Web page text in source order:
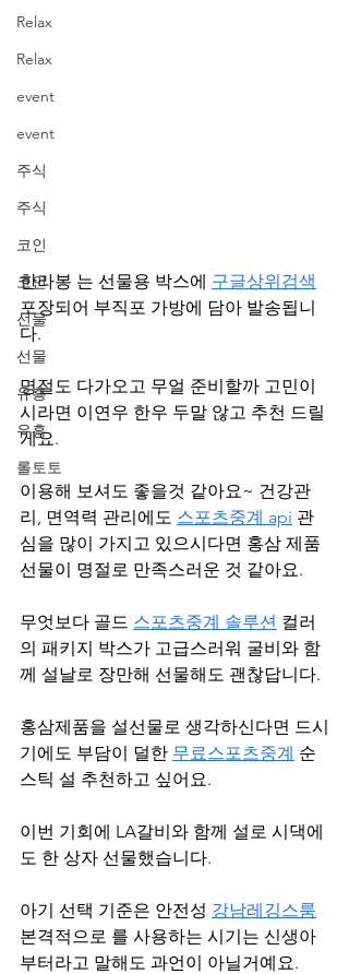
Relax
Relax
event
event
주식
주식
코인
코인
선물
선물
유흥
유흥
롤토토
한라봉 는 선물용 박스에 구글상위검색
포장되어 부직포 가방에 담아 발송됩니
다.
명절도 다가오고 무얼 준비할까 고민이
시라면 이연우 한우 두말 않고 추천 드릴
게요.
이용해 보셔도 좋을것 같아요~ 건강관
리, 면역력 관리에도 스포츠중계 api 관
심을 많이 가지고 있으시다면 홍삼 제품
선물이 명절로 만족스러운 것 같아요.
무엇보다 골드 스포츠중계 솔루션 컬러
의 패키지 박스가 고급스러워 굴비와 함
께 설날로 장만해 선물해도 괜찮답니다.
홍삼제품을 설선물로 생각하신다면 드시
기에도 부담이 덜한 무료스포츠중계 순
스틱 설 추천하고 싶어요.
이번 기회에 LA갈비와 함께 설로 시댁에
도 한 상자 선물했습니다.
아기 선택 기준은 안전성 강남레깅스룸
본격적으로 를 사용하는 시기는 신생아
부터라고 말해도 과언이 아닐거예요.